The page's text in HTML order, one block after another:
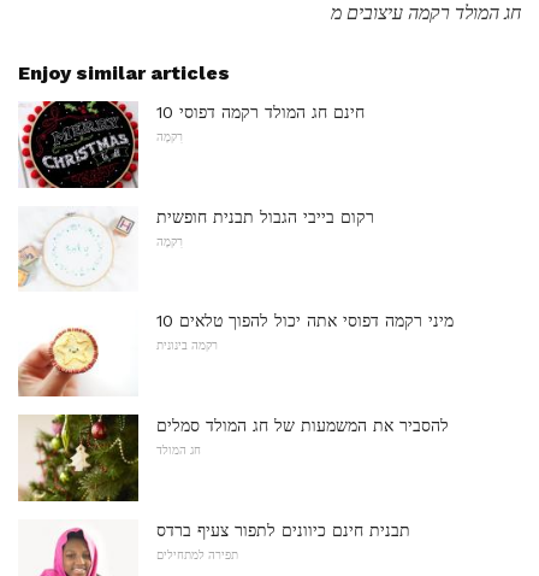
חג המולד רקמה עיצובים מ
Enjoy similar articles
10 חינם חג המולד רקמה דפוסי
רִקמָה
רקום בייבי הגבול תבנית חופשית
רִקמָה
10 מיני רקמה דפוסי אתה יכול להפוך טלאים
רקמה בינונית
להסביר את המשמעות של חג המולד סמלים
חג המולד
תבנית חינם כיוונים לתפור צעיף ברדס
תפירה למתחילים